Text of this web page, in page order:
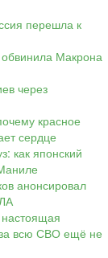
перешла к
Макрона
через
красное
сердце
как японский
анонсировал
за всю СВО ещё не